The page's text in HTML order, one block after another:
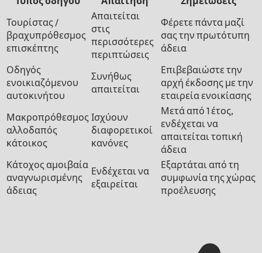
Τουρίστας /
βραχυπρόθεσμος
επισκέπτης
Απαιτείται
στις
περισσότερες
περιπτώσεις
Φέρετε πάντα μαζί
σας την πρωτότυπη
άδεια
Οδηγός
ενοικιαζόμενου
αυτοκινήτου
Συνήθως
απαιτείται
Επιβεβαιώστε την
αρχή έκδοσης με την
εταιρεία ενοικίασης
Μακροπρόθεσμος
αλλοδαπός
κάτοικος
Ισχύουν
διαφορετικοί
κανόνες
Μετά από 1 έτος,
ενδέχεται να
απαιτείται τοπική
άδεια
Κάτοχος αμοιβαία
αναγνωρισμένης
άδειας
Ενδέχεται να
εξαιρείται
Εξαρτάται από τη
συμφωνία της χώρας
προέλευσης